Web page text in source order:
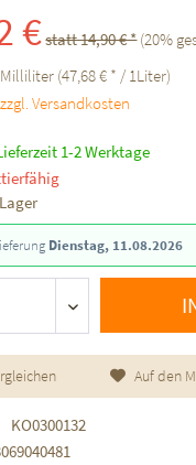
€statt 14,90 € *(20%
(47,68 € * / 1Liter)
zzgl. Versandkosten
1-2 Werktage
Dienstag, 11.08.2026
Auf den
KO0300132